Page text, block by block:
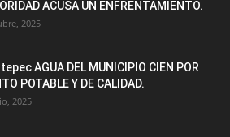
ACUSA UN ENFRENTAMIENTO.
2025
AGUA DEL MUNICIPIO CIEN POR
POTABLE Y DE CALIDAD.
2025